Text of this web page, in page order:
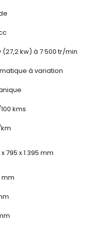
(27,2 kw) à 7 500 tr/min
à variation
kms
x 795 x 1 395 mm
mm